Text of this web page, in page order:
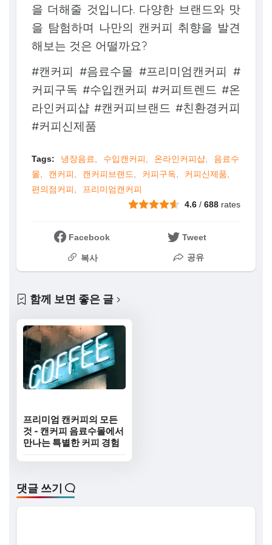
을 더해줄 것입니다. 다양한 브랜드와 맛
을 탐험하며 나만의 캔커피 취향을 발견
해보는 것은 어떨까요?
#캔커피 #음료수몰 #프리미엄캔커피 #
커피구독 #수입캔커피 #커피트렌드 #온
라인커피샵 #캔커피브랜드 #친환경커피
#커피신제품
Tags: 냉장음료 수입캔커피 온라인커피샵
음료수
몰
캔커피 캔커피브랜드 커피구독
커피신제품
편의점커피
프리미엄캔커피
4.6 /688 rates
Facebook Tweet
복사 공유
함께 보면 좋은 글
프리미엄 캔커피의 모든
것 - 캔커피 음료수몰에서
만나는 특별한 커피 경험
댓글 쓰기